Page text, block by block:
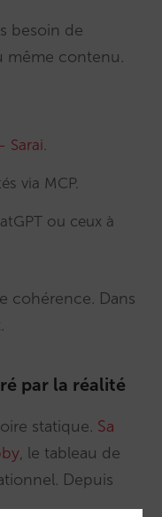
besoin de
même contenu.
Sarai
via MCP.
ou ceux à
cohérence. Dans
par la réalité
statique. Sa
, le tableau de
Depuis